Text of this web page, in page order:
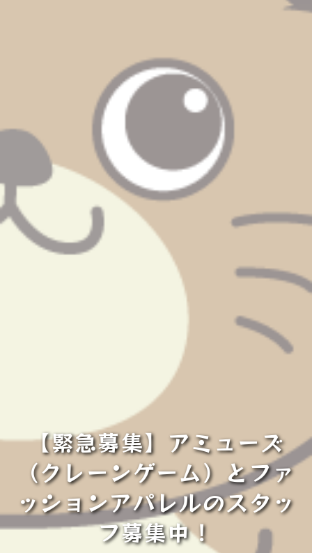
【緊急募集】アミューズ
（クレーンゲーム）とファ
ッションアパレルのスタッ
フ募集中！